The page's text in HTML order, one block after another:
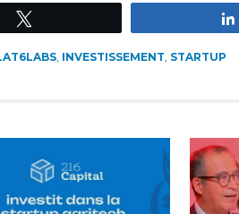
, INVESTISSEMENT, STARTUP